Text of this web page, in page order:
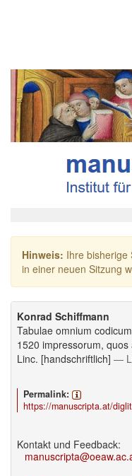
Hinweis: Ihre bisherige
in einer neuen Sitzung
Konrad Schiffmann
Tabulae omnium
1520 impressorum,
Linc. [handschriftlich] —
Permalink:
https://manuscripta.at/
Kontakt und Feedback: